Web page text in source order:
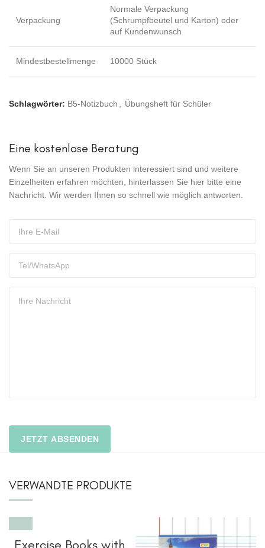
Verpackung
Normale Verpackung
(Schrumpfbeutel und Karton) oder
auf Kundenwunsch
Mindestbestellmenge 10000 Stück
Schlagwörter: B5-Notizbuch , Übungsheft für Schüler
Eine kostenlose Beratung
Wenn Sie an unseren Produkten interessiert sind und weitere
Einzelheiten erfahren möchten, hinterlassen Sie hier bitte eine
Nachricht. Wir werden Ihnen so schnell wie möglich antworten.
VERWANDTE PRODUKTE